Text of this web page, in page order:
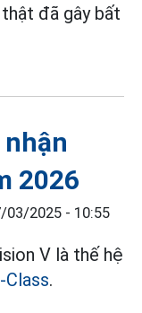
đã gây bất
2026
03/2025 - 10:55
V là thế hệ
Class.